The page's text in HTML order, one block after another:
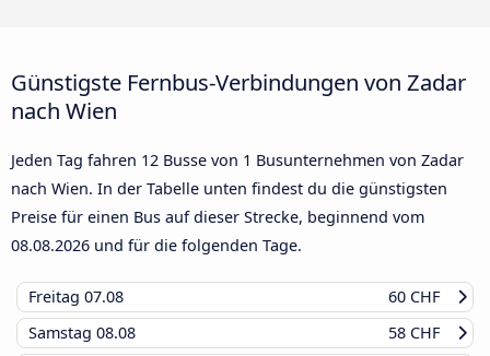
Günstigste Fernbus-Verbindungen von Zadar
nach Wien
Jeden Tag fahren 12 Busse von 1 Busunternehmen von Zadar
nach Wien. In der Tabelle unten findest du die günstigsten
Preise für einen Bus auf dieser Strecke, beginnend vom
08.08.2026 und für die folgenden Tage.
Freitag 07.08
60 CHF
Samstag 08.08
58 CHF